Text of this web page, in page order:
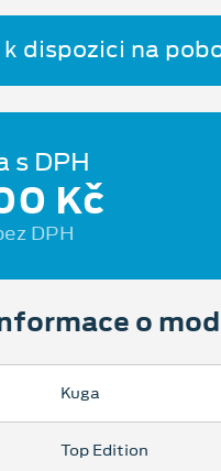
k dispozici na
s DPH
Kč
DPH
o
Kuga
Top Edition